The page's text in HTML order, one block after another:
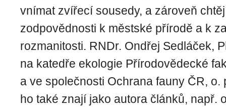
vnímat zvířecí sousedy, a zároveň
zodpovědnosti k městské přírodě a k
rozmanitosti. RNDr. Ondřej Sedláček,
na katedře ekologie Přírodovědecké
a ve společnosti Ochrana fauny ČR, o.
ho také znají jako autora článků, např.